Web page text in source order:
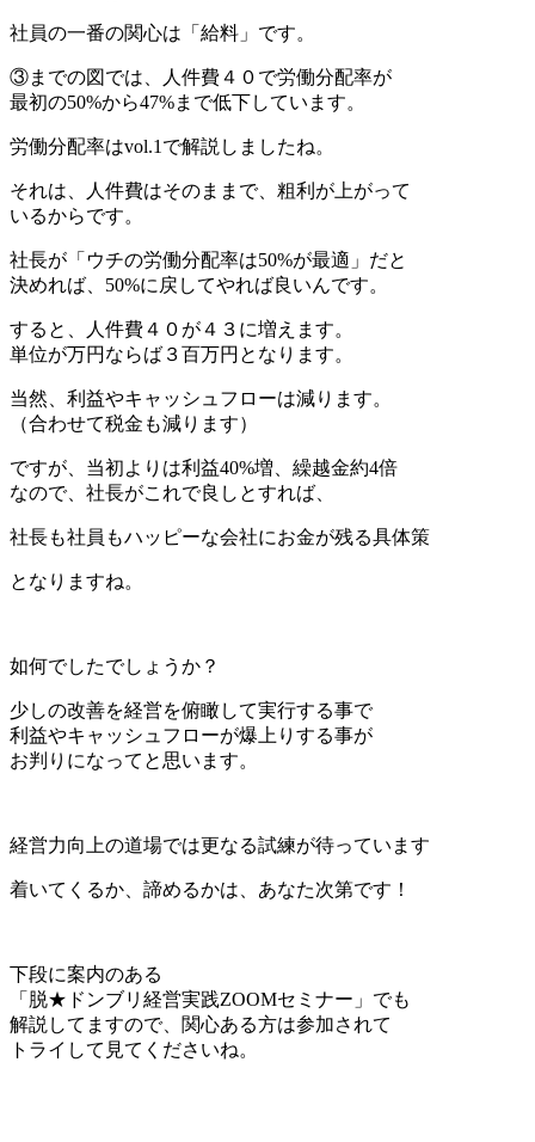
社員の一番の関心は「給料」です。
③までの図では、人件費４０で労働分配率が
最初の50%から47%まで低下しています。
労働分配率はvol.1で解説しましたね。
それは、人件費はそのままで、粗利が上がって
いるからです。
社長が「ウチの労働分配率は50%が最適」だと
決めれば、50%に戻してやれば良いんです。
すると、人件費４０が４３に増えます。
単位が万円ならば３百万円となります。
当然、利益やキャッシュフローは減ります。
（合わせて税金も減ります）
ですが、当初よりは利益40%増、繰越金約4倍
なので、社長がこれで良しとすれば、
社長も社員もハッピーな会社にお金が残る具体策
となりますね。
如何でしたでしょうか？
少しの改善を経営を俯瞰して実行する事で
利益やキャッシュフローが爆上りする事が
お判りになってと思います。
経営力向上の道場では更なる試練が待っています
着いてくるか、諦めるかは、あなた次第です！
下段に案内のある
「脱★ドンブリ経営実践ZOOMセミナー」でも
解説してますので、関心ある方は参加されて
トライして見てくださいね。